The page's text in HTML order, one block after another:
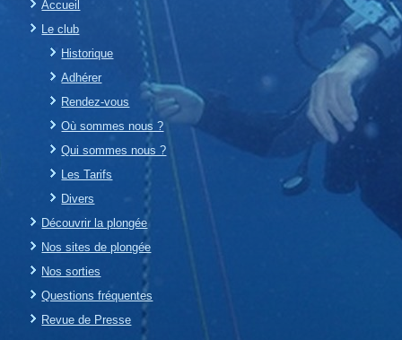
Accueil
Le club
Historique
Adhérer
Rendez-vous
Où sommes nous ?
Qui sommes nous ?
Les Tarifs
Divers
Découvrir la plongée
Nos sites de plongée
Nos sorties
Questions fréquentes
Revue de Presse